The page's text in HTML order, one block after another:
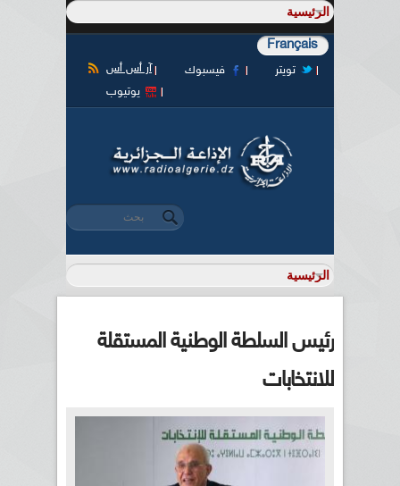
Français
آر أس أس فيسبوك
تويتر
يوتيوب
استمارة البحث
‏بحث ‏
رئيس السلطة الوطنية المستقلة
للانتخابات